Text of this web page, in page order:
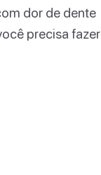
dor de dente
precisa fazer